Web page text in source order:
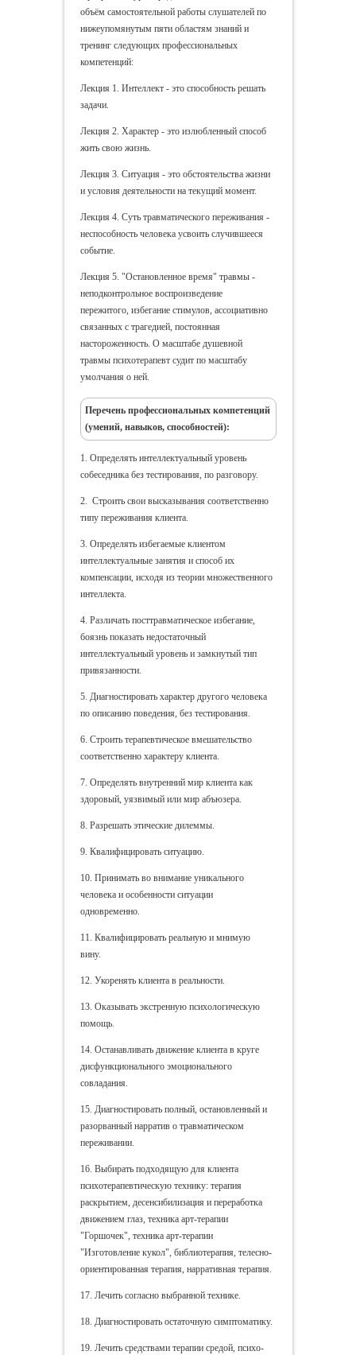
объём самостоятельной работы слушателей по
нижеупомянутым пяти областям знаний и
тренинг следующих профессиональных
компетенций:
Лекция 1. Интеллект - это способность решать
задачи.
Лекция 2. Характер - это излюбленный способ
жить свою жизнь.
Лекция 3. Ситуация - это обстоятельства жизни
и условия деятельности на текущий момент.
Лекция 4. Суть травматического переживания -
неспособность человека усвоить случившееся
событие.
Лекция 5. "Остановленное время" травмы -
неподконтрольное воспроизведение
пережитого, избегание стимулов, ассоциативно
связанных с трагедией, постоянная
настороженность. О масштабе душевной
травмы психотерапевт судит по масштабу
умолчания о ней.
Перечень профессиональных компетенций
(умений, навыков, способностей):
1. Определять интеллектуальный уровень
собеседника без тестирования, по разговору.
2. Строить свои высказывания соответственно
типу переживания клиента.
3. Определять избегаемые клиентом
интеллектуальные занятия и способ их
компенсации, исходя из теории множественного
интеллекта.
4. Различать посттравматическое избегание,
боязнь показать недостаточный
интеллектуальный уровень и замкнутый тип
привязанности.
5. Диагностировать характер другого человека
по описанию поведения, без тестирования.
6. Строить терапевтическое вмешательство
соответственно характеру клиента.
7. Определять внутренний мир клиента как
здоровый, уязвимый или мир абъюзера.
8. Разрешать этические дилеммы.
9. Квалифицировать ситуацию.
10. Принимать во внимание уникального
человека и особенности ситуации
одновременно.
11. Квалифицировать реальную и мнимую
вину.
12. Укоренять клиента в реальности.
13. Оказывать экстренную психологическую
помощь.
14. Останавливать движение клиента в круге
дисфункционального эмоционального
совладания.
15. Диагностировать полный, остановленный и
разорванный нарратив о травматическом
переживании.
16. Выбирать подходящую для клиента
психотерапевтическую технику: терапия
раскрытием, десенсибилизация и переработка
движением глаз, техника арт-терапии
"Горшочек", техника арт-терапии
"Изготовление кукол", библиотерапия, телесно-
ориентированная терапия, нарративная терапия.
17. Лечить согласно выбранной технике.
18. Диагностировать остаточную симптоматику.
19. Лечить средствами терапии средой, психо-